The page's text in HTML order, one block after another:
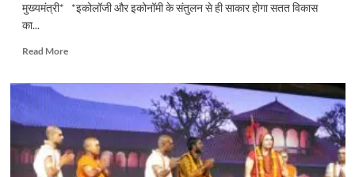
मुख्यमंत्री* *इकोलॉजी और इकोनॉमी के संतुलन से ही साकार होगा सतत विकास
का...
Read MoreRead
सिंगल-
प्लास्टिक
विरुद्ध
जनभागीदारी